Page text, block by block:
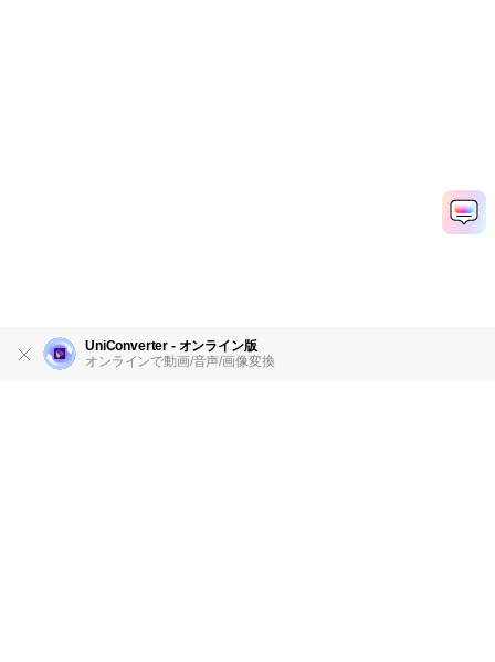
UniConverter - オンライン版
オンラインで動画/音声/画像変換